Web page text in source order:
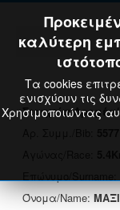
Στοιχεία
Όνομα/Name:
καλύτερη
Τα cookies
ενισχύουν τις
Χρησιμοποιώντας